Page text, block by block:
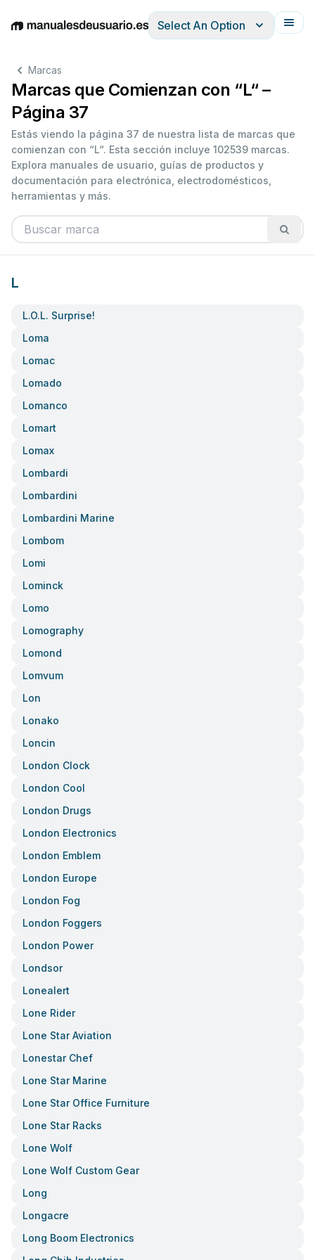
EnglishDeutschEspañolItalianoFrançais
Select An Option
Marcas
Marcas que Comienzan con “L“ –
Página 37
Estás viendo la página 37 de nuestra lista de marcas que
comienzan con “L“. Esta sección incluye 102539 marcas.
Explora manuales de usuario, guías de productos y
documentación para electrónica, electrodomésticos,
herramientas y más.
L
L.o.l. Surprise!
Loma
Lomac
Lomado
Lomanco
Lomart
Lomax
Lombardi
Lombardini
Lombardini Marine
Lombom
Lomi
Lominck
Lomo
Lomography
Lomond
Lomvum
Lon
Lonako
Loncin
London Clock
London Cool
London Drugs
London Electronics
London Emblem
London Europe
London Fog
London Foggers
London Power
Londsor
Lonealert
Lone Rider
Lone Star Aviation
Lonestar Chef
Lone Star Marine
Lone Star Office Furniture
Lone Star Racks
Lone Wolf
Lone Wolf Custom Gear
Long
Longacre
Long Boom Electronics